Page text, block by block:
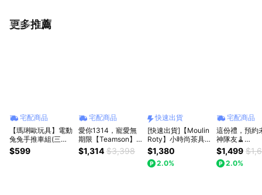
更多推薦
看更多
宅配商品
【瑪琍歐玩具】電動
兔兔手推車組(三款
混裝不挑款)/MC-
1083
$599
宅配商品
愛你1314，寵愛無
期限【Teamson】
LINE禮物獨家1+1｜
Tom&Jerry 湯姆貓
$1,314 $3,398
快速出貨
[快速出貨]【Moulin
Roty】小時尚茶具
組
$1,380
2.0%
宅配商品
這份禮，預約
神隊友🧹
【Teamson
聯名款 -
Henry 豪華清
$1,499
2.0%